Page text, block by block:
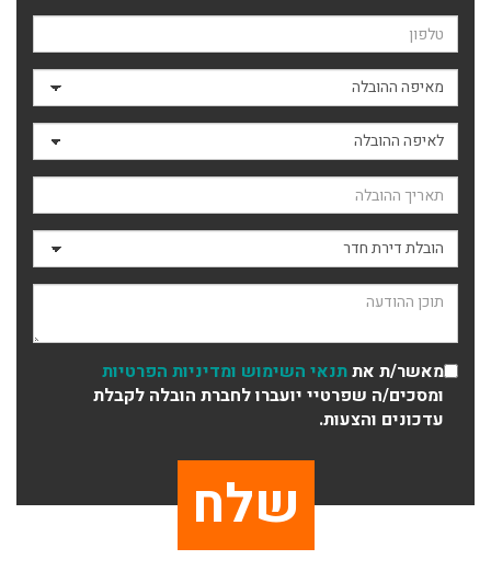
טלפון
מאיפה ההובלה
לאיפה ההובלה
תאריך ההובלה
סוג ההובלה
תוכן ההודעה
מאשר/ת אתתנאי השימוש ומדיניות הפרטיות
ומסכים/ה שפרטיי יועברו לחברת הובלה לקבלת
עדכונים והצעות.